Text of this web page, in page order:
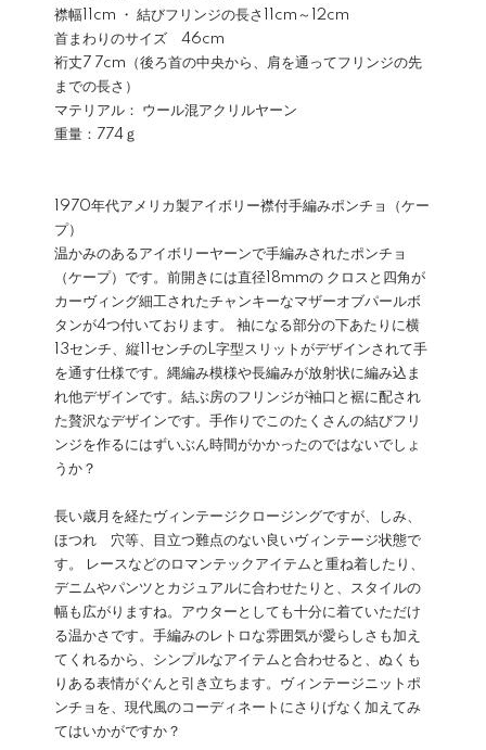
襟幅11cm ・ 結びフリンジの長さ11cm～12cm
首まわりのサイズ 46cm
裄丈7 7cm（後ろ首の中央から、肩を通ってフリンジの先
までの長さ）
マテリアル： ウール混アクリルヤーン
重量：774ｇ
1970年代アメリカ製アイボリー襟付手編みポンチョ（ケー
プ）
温かみのあるアイボリーヤーンで手編みされたポンチョ
（ケープ）です。前開きには直径18mmの クロスと四角が
カーヴィング細工されたチャンキーなマザーオブパールボ
タンが4つ付いております。 袖になる部分の下あたりに横
13センチ、縦11センチのL字型スリットがデザインされて手
を通す仕様です。縄編み模様や長編みが放射状に編み込ま
れ他デザインです。結ぶ房のフリンジが袖口と裾に配され
た贅沢なデザインです。手作りでこのたくさんの結びフリ
ンジを作るにはずいぶん時間がかかったのではないでしょ
うか？
長い歳月を経たヴィンテージクロージングですが、しみ、
ほつれ 穴等、目立つ難点のない良いヴィンテージ状態で
す。 レースなどのロマンテックアイテムと重ね着したり、
デニムやパンツとカジュアルに合わせたりと、スタイルの
幅も広がりますね。アウターとしても十分に着ていただけ
る温かさです。手編みのレトロな雰囲気が愛らしさも加え
てくれるから、シンプルなアイテムと合わせると、ぬくも
りある表情がぐんと引き立ちます。ヴィンテージニットポ
ンチョを、現代風のコーディネートにさりげなく加えてみ
てはいかがですか？